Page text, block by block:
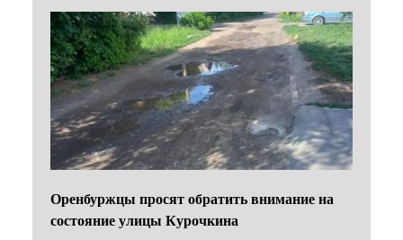
Оренбуржцы просят обратить внимание на
состояние улицы Курочкина